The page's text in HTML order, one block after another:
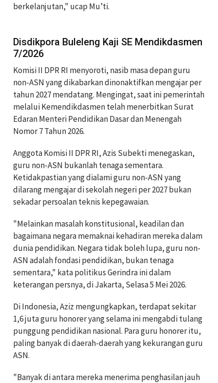
berkelanjutan," ucap Mu’ti.
Disdikpora Buleleng Kaji SE Mendikdasmen
7/2026
Komisi II DPR RI menyoroti, nasib masa depan guru
non-ASN yang dikabarkan dinonaktifkan mengajar per
tahun 2027 mendatang. Mengingat, saat ini pemerintah
melalui Kemendikdasmen telah menerbitkan Surat
Edaran Menteri Pendidikan Dasar dan Menengah
Nomor 7 Tahun 2026.
Anggota Komisi II DPR RI, Azis Subekti menegaskan,
guru non-ASN bukanlah tenaga sementara.
Ketidakpastian yang dialami guru non-ASN yang
dilarang mengajar di sekolah negeri per 2027 bukan
sekadar persoalan teknis kepegawaian.
"Melainkan masalah konstitusional, keadilan dan
bagaimana negara memaknai kehadiran mereka dalam
dunia pendidikan. Negara tidak boleh lupa, guru non-
ASN adalah fondasi pendidikan, bukan tenaga
sementara," kata politikus Gerindra ini dalam
keterangan persnya, di Jakarta, Selasa 5 Mei 2026.
Di Indonesia, Aziz mengungkapkan, terdapat sekitar
1,6 juta guru honorer yang selama ini mengabdi tulang
punggung pendidikan nasional. Para guru honorer itu,
paling banyak di daerah-daerah yang kekurangan guru
ASN.
"Banyak di antara mereka menerima penghasilan jauh